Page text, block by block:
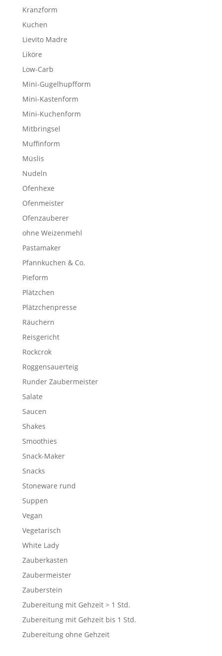
Kranzform
Kuchen
Lievito Madre
Liköre
Low-Carb
Mini-Gugelhupfform
Mini-Kastenform
Mini-Kuchenform
Mitbringsel
Muffinform
Müslis
Nudeln
Ofenhexe
Ofenmeister
Ofenzauberer
ohne Weizenmehl
Pastamaker
Pfannkuchen & Co.
Pieform
Plätzchen
Plätzchenpresse
Räuchern
Reisgericht
Rockcrok
Roggensauerteig
Runder Zaubermeister
Salate
Saucen
Shakes
Smoothies
Snack-Maker
Snacks
Stoneware rund
Suppen
Vegan
Vegetarisch
White Lady
Zauberkasten
Zaubermeister
Zauberstein
Zubereitung mit Gehzeit > 1 Std.
Zubereitung mit Gehzeit bis 1 Std.
Zubereitung ohne Gehzeit